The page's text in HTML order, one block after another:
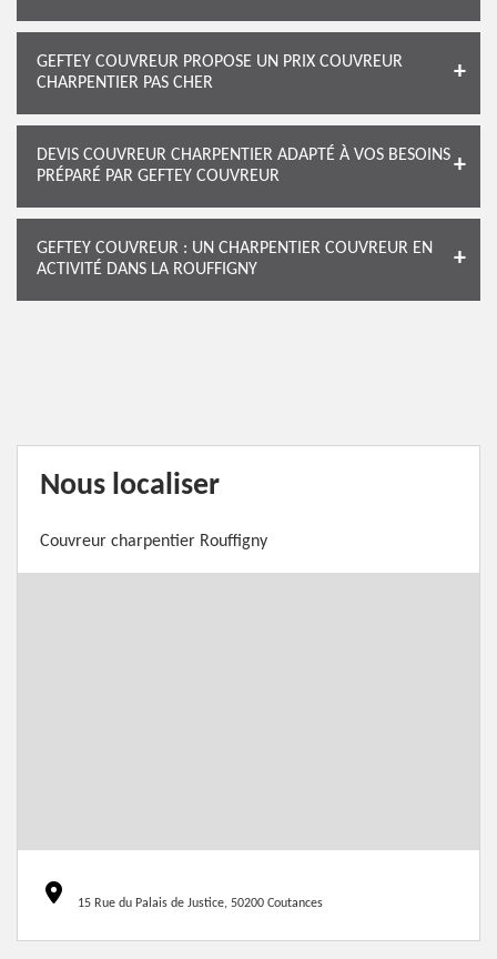
GEFTEY COUVREUR PROPOSE UN PRIX COUVREUR
CHARPENTIER PAS CHER
DEVIS COUVREUR CHARPENTIER ADAPTÉ À VOS BESOINS
PRÉPARÉ PAR GEFTEY COUVREUR
GEFTEY COUVREUR : UN CHARPENTIER COUVREUR EN
ACTIVITÉ DANS LA ROUFFIGNY
Nous localiser
Couvreur charpentier Rouffigny
15 Rue du Palais de Justice, 50200 Coutances